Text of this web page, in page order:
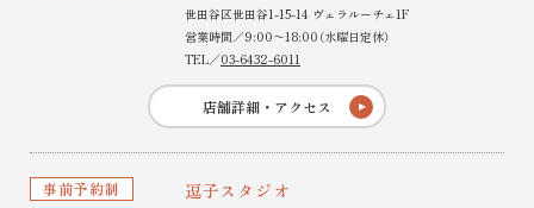
世田谷区世田谷1-15-14 ヴェラルーチェ1F
営業時間／9:00〜18:00（水曜日定休）
TEL／03-6432-6011
店舗詳細・アクセス
事前予約制 逗子スタジオ